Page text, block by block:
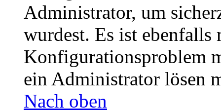
Administrator, um
wurdest. Es ist ebenfalls
Konfigurationsproblem
ein Administrator lösen
Nach oben